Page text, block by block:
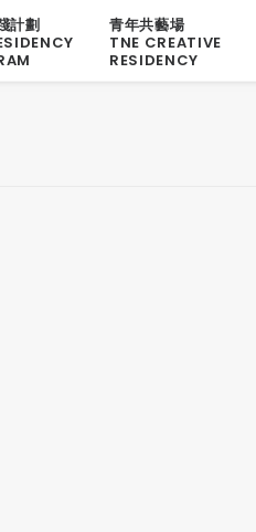
計劃
青年共藝場
TNE CREATIVE
RESIDENCY